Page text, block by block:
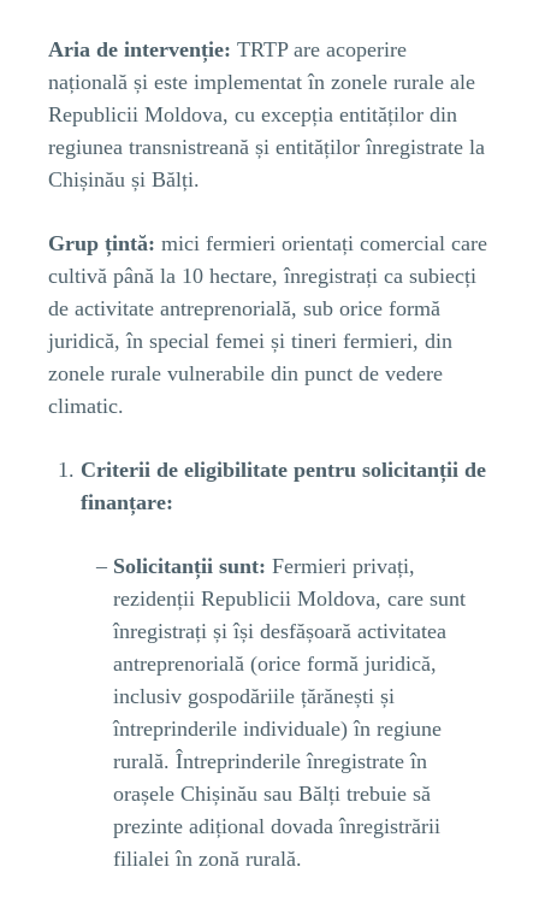
Aria de intervenție: TRTP are acoperire
națională și este implementat în zonele rurale ale
Republicii Moldova, cu excepția entităților din
regiunea transnistreană și entităților înregistrate la
Chișinău și Bălți.
Grup țintă: mici fermieri orientați comercial care
cultivă până la 10 hectare, înregistrați ca subiecți
de activitate antreprenorială, sub orice formă
juridică, în special femei și tineri fermieri, din
zonele rurale vulnerabile din punct de vedere
climatic.
Criterii de eligibilitate pentru solicitanții de
finanțare:
Solicitanții sunt: Fermieri privați,
rezidenții Republicii Moldova, care sunt
înregistrați și își desfășoară activitatea
antreprenorială (orice formă juridică,
inclusiv gospodăriile țărănești și
întreprinderile individuale) în regiune
rurală. Întreprinderile înregistrate în
orașele Chișinău sau Bălți trebuie să
prezinte adițional dovada înregistrării
filialei în zonă rurală.